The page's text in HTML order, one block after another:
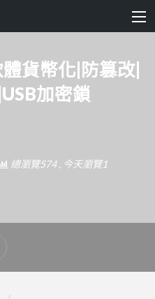
貨幣化|防篡改|
加密鎖
總瀏覽574 , 今天瀏覽1